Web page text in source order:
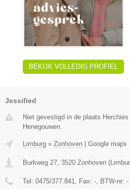
BEKIJK VOLLEDIG PROFIEL
Jessified
Niet gevestigd in de plaats
Henegouwen.
Limburg » Zonhoven | Google maps
Burkweg 27 3520 Zonhoven (
Tel: 0475/377.841 , Fax: - , BTW-nr: -